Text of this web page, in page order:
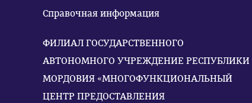
Справочная информация
ФИЛИАЛ ГОСУДАРСТВЕННОГО
АВТОНОМНОГО УЧРЕЖДЕНИЕ РЕСПУБЛИКИ
МОРДОВИЯ «МНОГОФУНКЦИОНАЛЬНЫЙ
ЦЕНТР ПРЕДОСТАВЛЕНИЯ